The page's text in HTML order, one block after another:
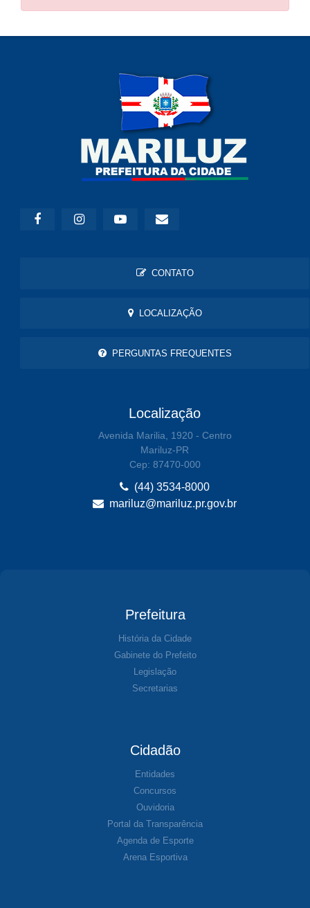
CONTATO
LOCALIZAÇÃO
PERGUNTAS FREQUENTES
Localização
Avenida Marilia, 1920 - Centro
Mariluz-PR
Cep: 87470-000
(44) 3534-8000
mariluz@mariluz.pr.gov.br
Prefeitura
História da Cidade
Gabinete do Prefeito
Legislação
Secretarias
Cidadão
Entidades
Concursos
Ouvidoria
Portal da Transparência
Agenda de Esporte
Arena Esportiva